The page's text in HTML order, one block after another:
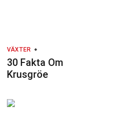
VÄXTER
30 Fakta Om
Krusgröe